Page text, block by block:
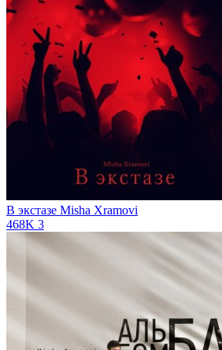
В экстазе Misha Xramovi
468K 3